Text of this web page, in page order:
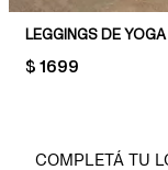
PRICE:
$ 1699
COMPLETÁ TU